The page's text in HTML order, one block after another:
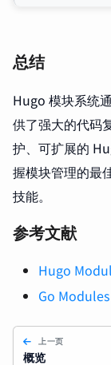
总结
Hugo 模块系统
供了强大的代码
护、可扩展的
握模块管理的最
技能。
参考文献
Hugo
Go
上一页
概览